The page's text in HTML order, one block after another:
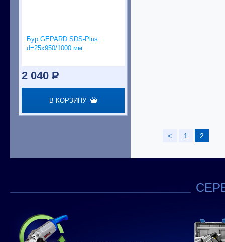
Бур GEPARD SDS-Plus
d=25х950/1000 мм
2 040 P
В КОРЗИНУ
< 1 2